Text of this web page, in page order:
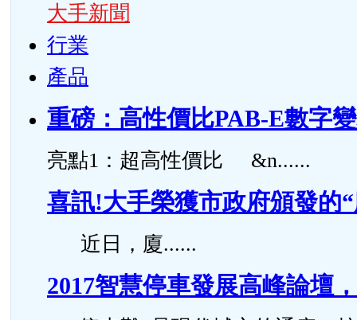
大手新聞
行業
產品
重磅：高性價比PAB-E數字
亮點1：超高性價比 &n......
喜訊!大手榮獲市政府頒發的
近日，廈......
2017智慧停車發展高峰論壇